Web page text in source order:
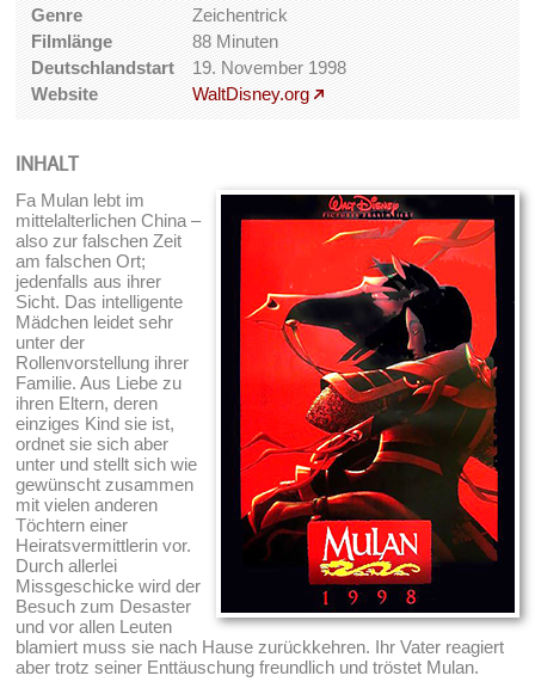
Genre
Zeichentrick
Filmlänge
88 Minuten
Deutschlandstart
19. November 1998
Website
WaltDisney.org
INHALT
Fa Mulan lebt im
mittelalterlichen China –
also zur falschen Zeit
am falschen Ort;
jedenfalls aus ihrer
Sicht. Das intelligente
Mädchen leidet sehr
unter der
Rollenvorstellung ihrer
Familie. Aus Liebe zu
ihren Eltern, deren
einziges Kind sie ist,
ordnet sie sich aber
unter und stellt sich wie
gewünscht zusammen
mit vielen anderen
Töchtern einer
Heiratsvermittlerin vor.
Durch allerlei
Missgeschicke wird der
Besuch zum Desaster
und vor allen Leuten
blamiert muss sie nach Hause zurückkehren. Ihr Vater reagiert
aber trotz seiner Enttäuschung freundlich und tröstet Mulan.